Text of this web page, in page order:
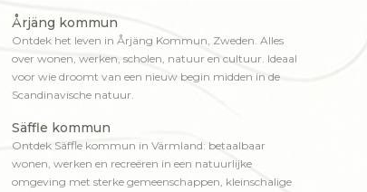
Årjäng kommun
Ontdek het leven in Årjäng Kommun, Zweden. Alles
over wonen, werken, scholen, natuur en cultuur. Ideaal
voor wie droomt van een nieuw begin midden in de
Scandinavische natuur.
Säffle kommun
Ontdek Säffle kommun in Värmland: betaalbaar
wonen, werken en recreëren in een natuurlijke
omgeving met sterke gemeenschappen, kleinschalige